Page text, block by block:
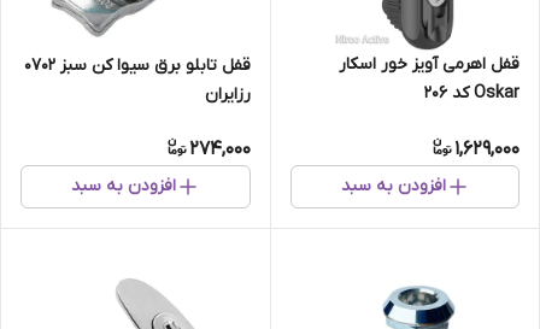
قفل اهرمی آویز خور اسکار
Oskar کد ۲۰۶
1,629,000
افزودن به سبد
قفل تابلو برق سیوا کن سبز ۰۷۰۲
رزایران
274,000
افزودن به سبد